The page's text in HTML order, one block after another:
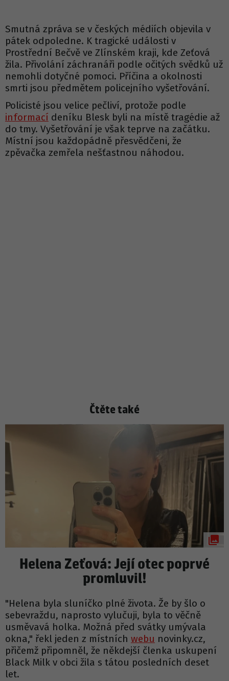
Smutná zpráva se v českých médiích objevila v
pátek odpoledne. K tragické události v
Prostřední Bečvě ve Zlínském kraji, kde Zeťová
žila. Přivolání záchranáři podle očitých svědků už
nemohli dotyčné pomoci. Příčina a okolnosti
smrti jsou předmětem policejního vyšetřování.
Policisté jsou velice pečliví, protože podle
informací deníku Blesk byli na místě tragédie až
do tmy. Vyšetřování je však teprve na začátku.
Místní jsou každopádně přesvědčeni, že
zpěvačka zemřela nešťastnou náhodou.
Čtěte také
Helena Zeťová: Její otec poprvé
promluvil!
"Helena byla sluníčko plné života. Že by šlo o
sebevraždu, naprosto vylučuji, byla to věčně
usměvavá holka. Možná před svátky umývala
okna," řekl jeden z místních webu novinky.cz,
přičemž připomněl, že někdejší členka uskupení
Black Milk v obci žila s tátou posledních deset
let.